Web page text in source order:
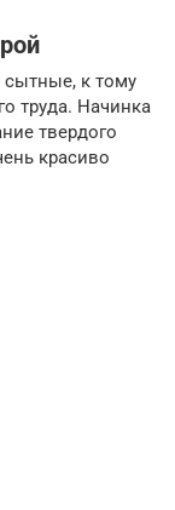
к тому
труда. Начинка
твердого
красиво